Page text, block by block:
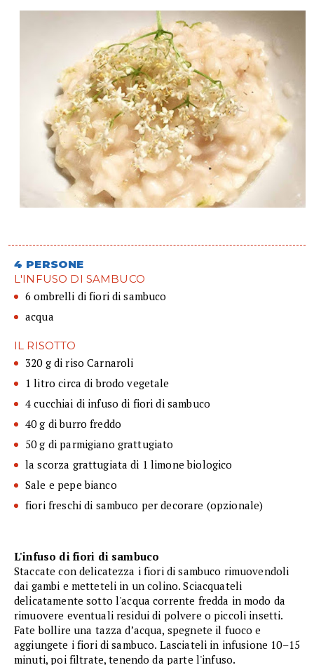
4 PERSONE
L'INFUSO DI SAMBUCO
6 ombrelli di fiori di sambuco
acqua
IL RISOTTO
320 g di riso Carnaroli
1 litro circa di brodo vegetale
4 cucchiai di infuso di fiori di sambuco
40 g di burro freddo
50 g di parmigiano grattugiato
la scorza grattugiata di 1 limone biologico
Sale e pepe bianco
fiori freschi di sambuco per decorare (opzionale)
L'infuso di fiori di sambuco
Staccate con delicatezza i fiori di sambuco rimuovendoli
dai gambi e metteteli in un colino. Sciacquateli
delicatamente sotto l'acqua corrente fredda in modo da
rimuovere eventuali residui di polvere o piccoli insetti.
Fate bollire una tazza d’acqua, spegnete il fuoco e
aggiungete i fiori di sambuco. Lasciateli in infusione 10–15
minuti, poi filtrate, tenendo da parte l'infuso.